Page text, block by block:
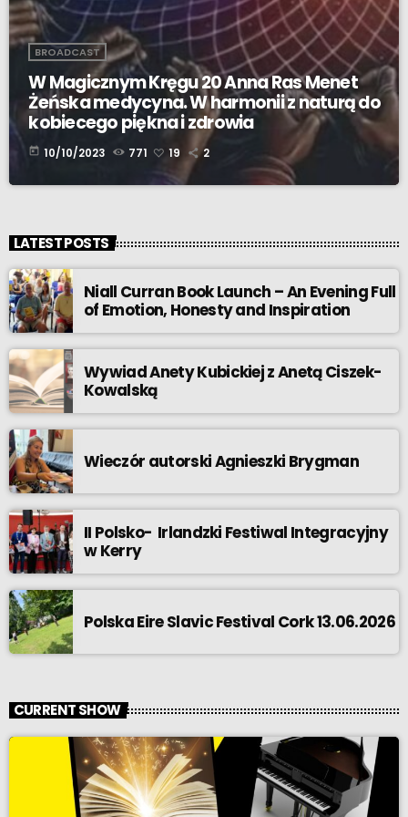
BROADCAST
W Magicznym Kręgu 20 Anna Ras Menet
Żeńska medycyna. W harmonii z naturą do
kobiecego piękna i zdrowia
today 10/10/2023 771 19 2
LATEST POSTS
Niall Curran Book Launch – An Evening Full
of Emotion, Honesty and Inspiration
Wywiad Anety Kubickiej z Anetą Ciszek-
Kowalską
Wieczór autorski Agnieszki Brygman
II Polsko- Irlandzki Festiwal Integracyjny
w Kerry
Polska Eire Slavic Festival Cork 13.06.2026
CURRENT SHOW